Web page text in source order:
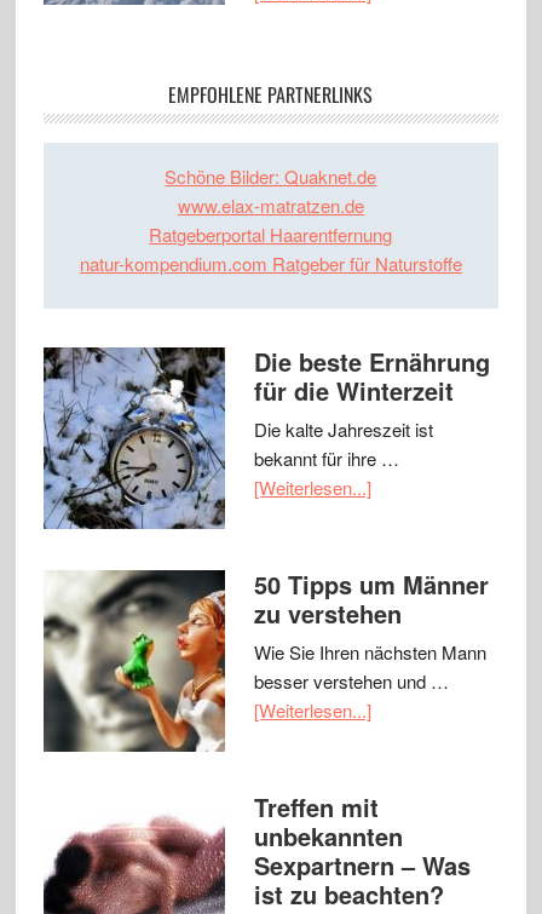
EMPFOHLENE PARTNERLINKS
Schöne Bilder: Quaknet.de
www.elax-matratzen.de
Ratgeberportal Haarentfernung
natur-kompendium.com Ratgeber für Naturstoffe
Die beste Ernährung
für die Winterzeit
Die kalte Jahreszeit ist
bekannt für ihre …
[Weiterlesen...]
50 Tipps um Männer
zu verstehen
Wie Sie Ihren nächsten Mann
besser verstehen und …
[Weiterlesen...]
Treffen mit
unbekannten
Sexpartnern – Was
ist zu beachten?